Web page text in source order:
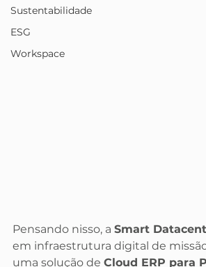
Sustentabilidade
ESG
Workspace
Pensando nisso, a Smart
em infraestrutura digital de
uma solução de Cloud ERP para